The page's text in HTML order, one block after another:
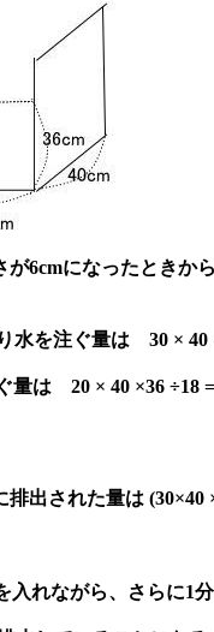
6cmになったときか
を注ぐ量は 30 × 40 ×
は 20 × 40 ×36 ÷18 =
出された量は
入れながら、さらに1